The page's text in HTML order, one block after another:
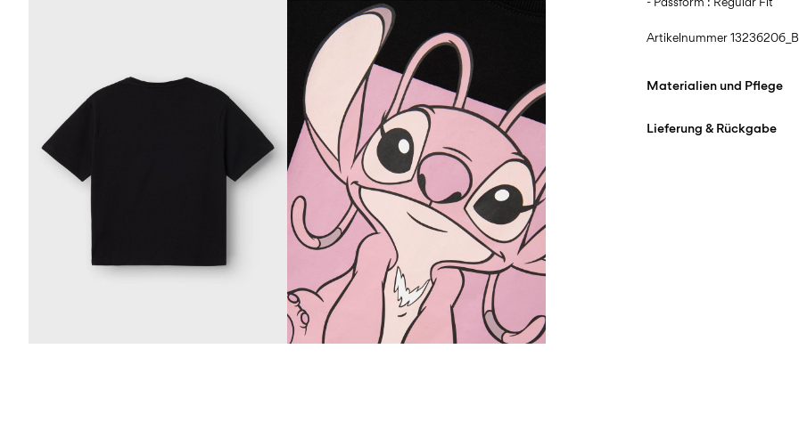
Artikelnummer
Materialien und Pflege
Lieferung & Rückgabe